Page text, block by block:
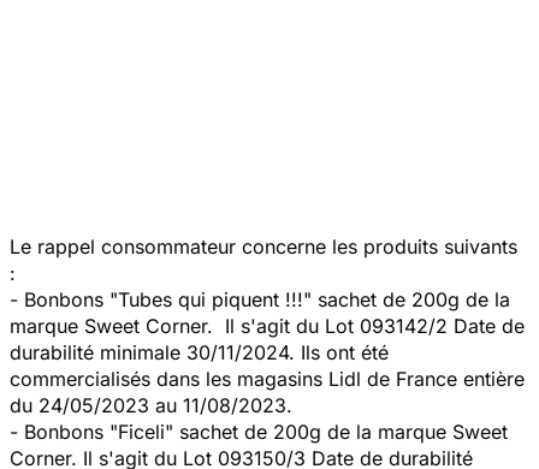
Le rappel consommateur concerne les produits suivants
:
- Bonbons "Tubes qui piquent !!!" sachet de 200g de la
marque Sweet Corner. Il s'agit du Lot 093142/2 Date de
durabilité minimale 30/11/2024. Ils ont été
commercialisés dans les magasins Lidl de France entière
du 24/05/2023 au 11/08/2023.
- Bonbons "Ficeli" sachet de 200g de la marque Sweet
Corner. Il s'agit du Lot 093150/3 Date de durabilité